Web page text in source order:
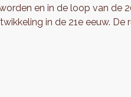
en in de loop van de
in de 21e eeuw. De